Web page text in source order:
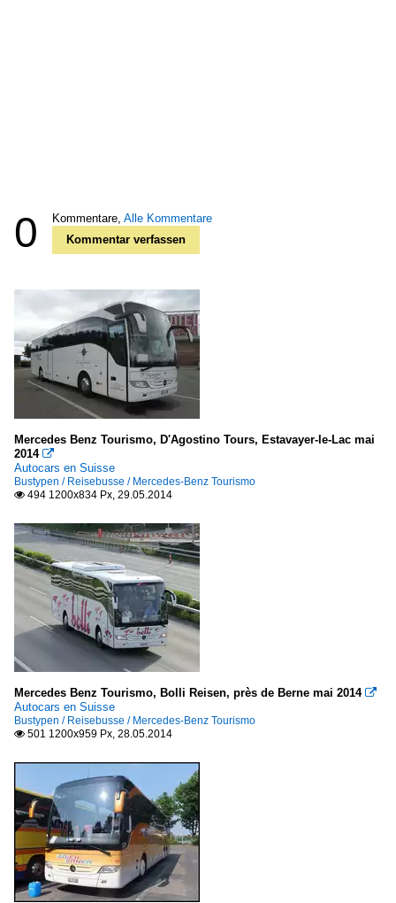
0 Kommentare, Alle Kommentare
Kommentar verfassen
Mercedes Benz Tourismo, D'Agostino Tours, Estavayer-le-Lac mai
2014 
Autocars en Suisse
Bustypen / Reisebusse / Mercedes-Benz Tourismo
 494 1200x834 Px, 29.05.2014
Mercedes Benz Tourismo, Bolli Reisen, près de Berne mai 2014 
Autocars en Suisse
Bustypen / Reisebusse / Mercedes-Benz Tourismo
 501 1200x959 Px, 28.05.2014